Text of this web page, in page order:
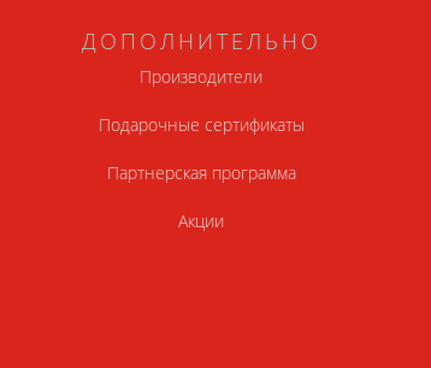
ДОПОЛНИТЕЛЬНО
Производители
Подарочные сертификаты
Партнерская программа
Акции